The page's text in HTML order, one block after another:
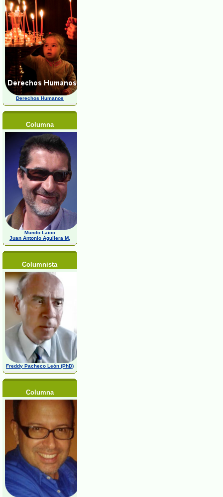
Derechos Humanos
Columna
Mundo Laico
Juan Antonio Aguilera M,
Columnista
Freddy Pacheco León (PhD)
Columna